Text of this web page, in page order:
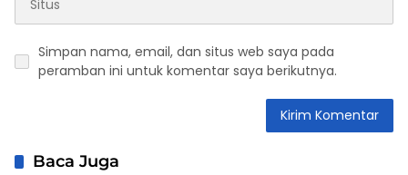
Simpan nama, email, dan situs web saya pada
peramban ini untuk komentar saya berikutnya.
Baca Juga